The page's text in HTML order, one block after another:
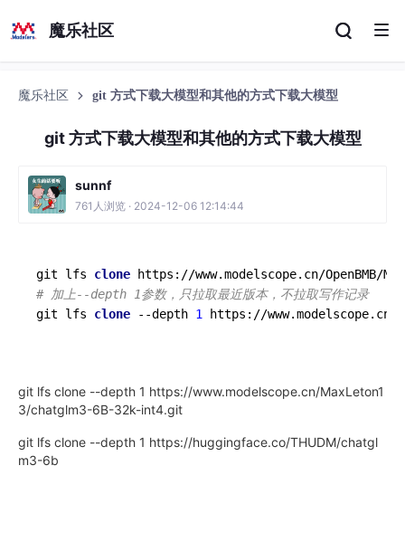
魔乐社区
魔乐社区 git 方式下载大模型和其他的方式下载大模型
git 方式下载大模型和其他的方式下载大模型
sunnf
761人浏览 · 2024-12-06 12:14:44
git lfs clone https ://www.modelscope.cn/OpenBMB/
# 加上--depth 1参数，只拉取最近版本，不拉取写作记录
git lfs clone --depth 1 https://www.modelscope.cn/
git lfs clone --depth 1 https://www.modelscope.cn/MaxLeton1
3/chatglm3-6B-32k-int4.git
git lfs clone --depth 1 https://huggingface.co/THUDM/chatgl
m3-6b